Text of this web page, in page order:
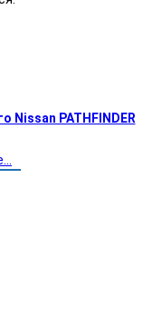
Nissan PATHFINDER